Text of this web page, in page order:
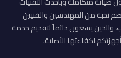
نخبة من المهندسين والفنيين
والذين يسعون دائماً لتقديم خدمة
لكفاءتها الأصلية.